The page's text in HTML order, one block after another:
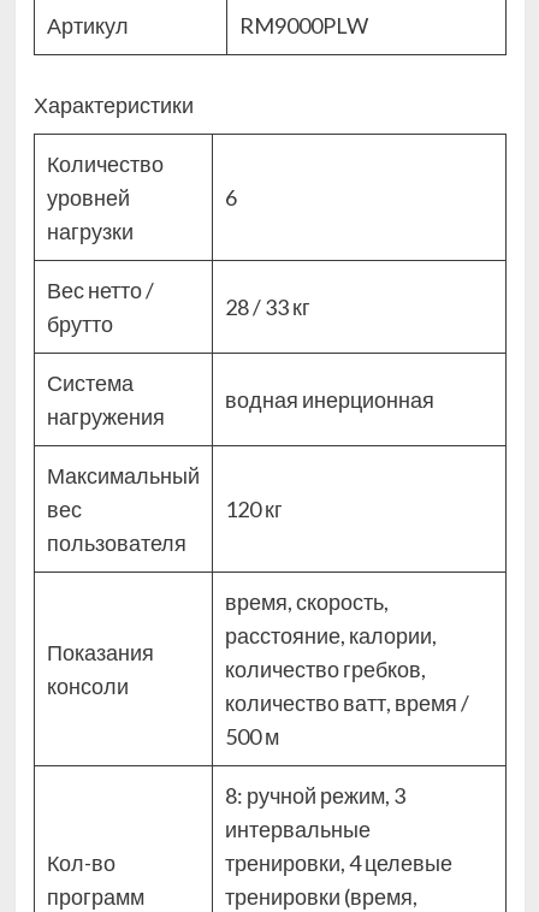
Артикул RM9000PLW
Характеристики
Количество
уровней
нагрузки
6
Вес нетто /
брутто
28 / 33 кг
Система
нагружения
водная инерционная
Максимальный
вес
пользователя
120 кг
Показания
консоли
время, скорость,
расстояние, калории,
количество гребков,
количество ватт, время /
500 м
Кол-во
программ
8: ручной режим, 3
интервальные
тренировки, 4 целевые
тренировки (время,